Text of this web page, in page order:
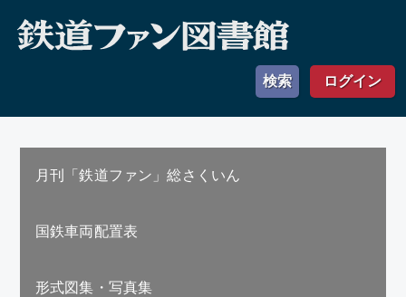
ログイン
検索
月刊「鉄道ファン」総さくいん
国鉄車両配置表
形式図集・写真集